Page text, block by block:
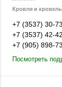
Кровля и
+7 (3537) 30-
+7 (3537) 42-
+7 (905) 898-
Посмотреть